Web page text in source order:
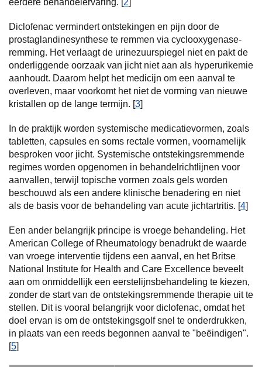
eerdere behandelervaring. [2]
Diclofenac vermindert ontstekingen en pijn door de
prostaglandinesynthese te remmen via cyclooxygenase-
remming. Het verlaagt de urinezuurspiegel niet en pakt de
onderliggende oorzaak van jicht niet aan als hyperurikemie
aanhoudt. Daarom helpt het medicijn om een aanval te
overleven, maar voorkomt het niet de vorming van nieuwe
kristallen op de lange termijn. [3]
In de praktijk worden systemische medicatievormen, zoals
tabletten, capsules en soms rectale vormen, voornamelijk
besproken voor jicht. Systemische ontstekingsremmende
regimes worden opgenomen in behandelrichtlijnen voor
aanvallen, terwijl topische vormen zoals gels worden
beschouwd als een andere klinische benadering en niet
als de basis voor de behandeling van acute jichtartritis. [4]
Een ander belangrijk principe is vroege behandeling. Het
American College of Rheumatology benadrukt de waarde
van vroege interventie tijdens een aanval, en het Britse
National Institute for Health and Care Excellence beveelt
aan om onmiddellijk een eerstelijnsbehandeling te kiezen,
zonder de start van de ontstekingsremmende therapie uit te
stellen. Dit is vooral belangrijk voor diclofenac, omdat het
doel ervan is om de ontstekingsgolf snel te onderdrukken,
in plaats van een reeds begonnen aanval te "beëindigen".
[5]